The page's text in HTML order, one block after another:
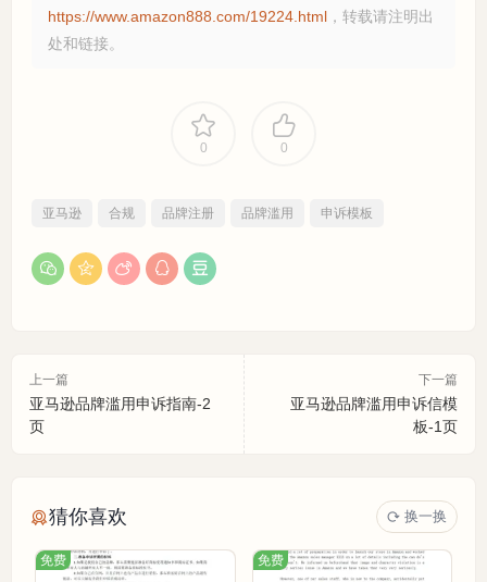
https://www.amazon888.com/19224.html ，转载请注明出
处和链接。
0 0
亚马逊 合规 品牌注册 品牌滥用 申诉模板
上一篇
亚马逊品牌滥用申诉指南-2
页
下一篇
亚马逊品牌滥用申诉信模
板-1页
猜你喜欢 换一换
免费 免费